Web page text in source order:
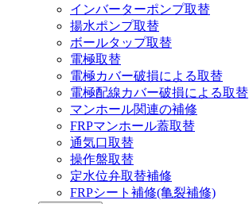
インバーターポンプ取替
揚水ポンプ取替
ボールタップ取替
電極取替
電極カバー破損による取替
電極配線カバー破損による取替
マンホール関連の補修
FRPマンホール蓋取替
通気口取替
操作盤取替
定水位弁取替補修
FRPシート補修(亀裂補修)